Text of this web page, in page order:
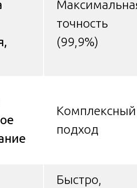
точность
(99,9%)
Комплексный
подход
Быстро,